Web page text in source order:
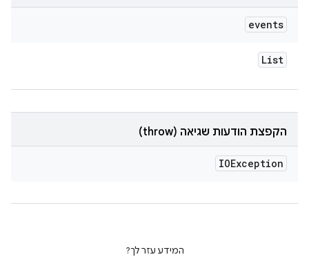
events
List
הקפצת הודעות שגיאה (throw)
IOException
המידע עזר לך?